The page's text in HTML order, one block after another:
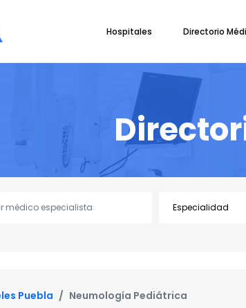
Hospitales Directorio
Puebla Neumología Pediátrica